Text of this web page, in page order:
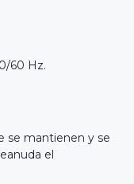
60 Hz.
se mantienen y se
el